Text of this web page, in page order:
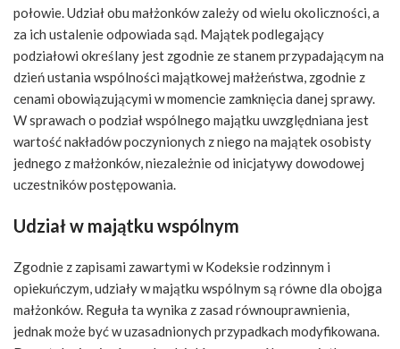
połowie. Udział obu małżonków zależy od wielu okoliczności, a
za ich ustalenie odpowiada sąd. Majątek podlegający
podziałowi określany jest zgodnie ze stanem przypadającym na
dzień ustania wspólności majątkowej małżeństwa, zgodnie z
cenami obowiązującymi w momencie zamknięcia danej sprawy.
W sprawach o podział wspólnego majątku uwzględniana jest
wartość nakładów poczynionych z niego na majątek osobisty
jednego z małżonków, niezależnie od inicjatywy dowodowej
uczestników postępowania.
Udział w majątku wspólnym
Zgodnie z zapisami zawartymi w Kodeksie rodzinnym i
opiekuńczym, udziały w majątku wspólnym są równe dla obojga
małżonków. Reguła ta wynika z zasad równouprawnienia,
jednak może być w uzasadnionych przypadkach modyfikowana.